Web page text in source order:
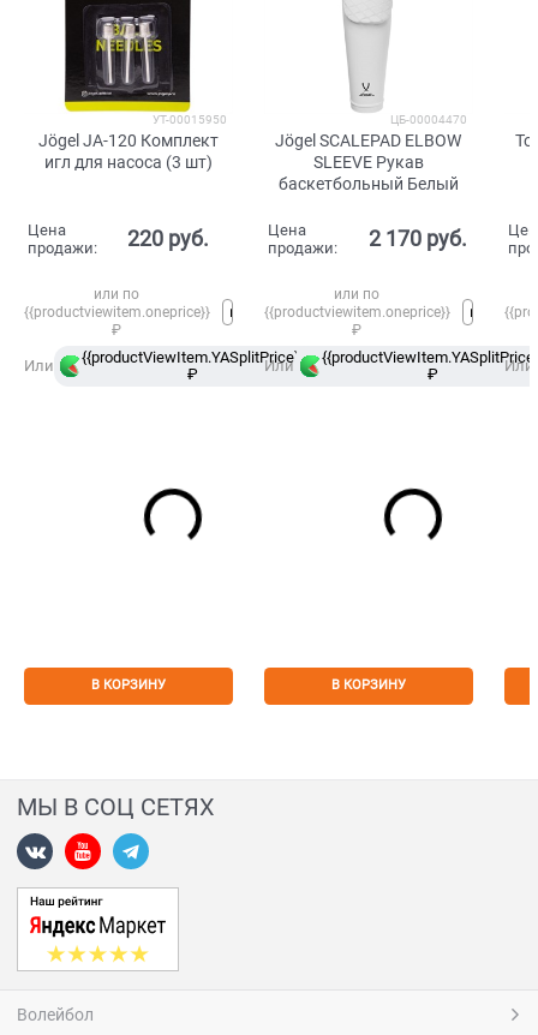
УТ-00015950
Jögel JA-120 Комплект
игл для насоса (3 шт)
Цена
продажи:
220 руб.
или по
{{productviewitem.oneprice}}
₽
Или
{{productViewItem.YASplitPrice}}
₽
в
Сплит
В КОРЗИНУ
ЦБ-00004470
Jögel SCALEPAD ELBOW
SLEEVE Рукав
баскетбольный Белый
Цена
продажи:
2 170 руб.
или по
{{productviewitem.oneprice}}
₽
Или
₽
В КОРЗИНУ
Или
МЫ В СОЦ СЕТЯХ
Волейбол